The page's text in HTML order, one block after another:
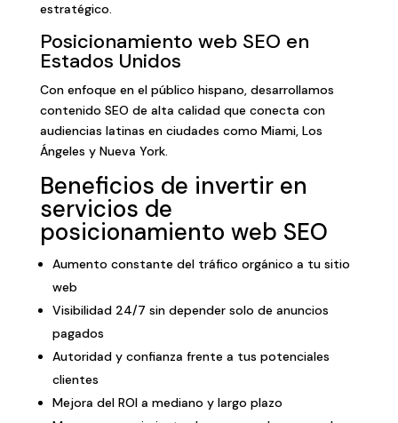
estratégico.
Posicionamiento web SEO en
Estados Unidos
Con enfoque en el público hispano, desarrollamos
contenido SEO de alta calidad que conecta con
audiencias latinas en ciudades como Miami, Los
Ángeles y Nueva York.
Beneficios de invertir en
servicios de
posicionamiento web SEO
Aumento constante del tráfico orgánico a tu sitio
web
Visibilidad 24/7 sin depender solo de anuncios
pagados
Autoridad y confianza frente a tus potenciales
clientes
Mejora del ROI a mediano y largo plazo